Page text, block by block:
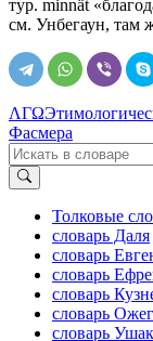
тур. minnät
см. Унбегаун, там
ΛΓΩ
Фасмера
Толковые
словарь Даля
словарь
словарь
словарь
словарь
словарь